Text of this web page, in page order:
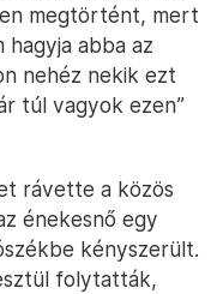
megtörtént, mert
hagyja abba az
nehéz nekik ezt
túl vagyok ezen”
rávette a közös
énekesnő egy
kényszerült.
folytatták,